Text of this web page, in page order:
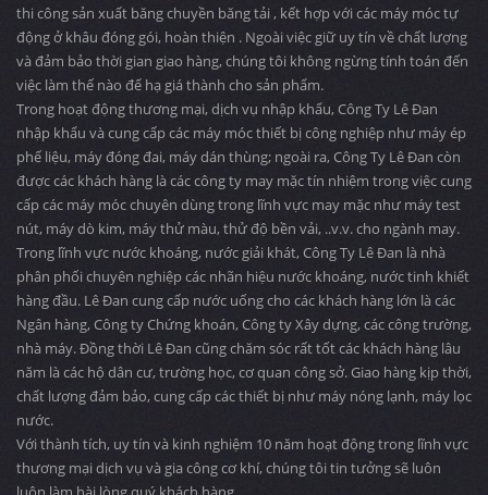
thi công sản xuất băng chuyền băng tải , kết hợp với các máy móc tự
động ở khâu đóng gói, hoàn thiện . Ngoài việc giữ uy tín về chất lượng
và đảm bảo thời gian giao hàng, chúng tôi không ngừng tính toán đến
việc làm thế nào để hạ giá thành cho sản phẩm.
Trong hoạt động thương mại, dịch vụ nhập khẩu, Công Ty Lê Đan
nhập khẩu và cung cấp các máy móc thiết bị công nghiệp như máy ép
phế liệu, máy đóng đai, máy dán thùng; ngoài ra, Công Ty Lê Đan còn
được các khách hàng là các công ty may mặc tín nhiệm trong việc cung
cấp các máy móc chuyên dùng trong lĩnh vực may mặc như máy test
nút, máy dò kim, máy thử màu, thử độ bền vải, ..v.v. cho ngành may.
Trong lĩnh vực nước khoáng, nước giải khát, Công Ty Lê Đan là nhà
phân phối chuyên nghiệp các nhãn hiệu nước khoáng, nước tinh khiết
hàng đầu. Lê Đan cung cấp nước uống cho các khách hàng lớn là các
Ngân hàng, Công ty Chứng khoán, Công ty Xây dựng, các công trường,
nhà máy. Đồng thời Lê Đan cũng chăm sóc rất tốt các khách hàng lâu
năm là các hộ dân cư, trường học, cơ quan công sở. Giao hàng kịp thời,
chất lượng đảm bảo, cung cấp các thiết bị như máy nóng lạnh, máy lọc
nước.
Với thành tích, uy tín và kinh nghiệm 10 năm hoạt động trong lĩnh vực
thương mại dịch vụ và gia công cơ khí, chúng tôi tin tưởng sẽ luôn